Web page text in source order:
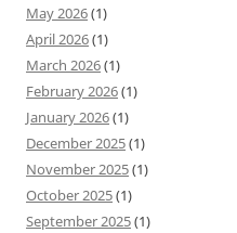
May 2026(1)
April 2026(1)
March 2026(1)
February 2026(1)
January 2026(1)
December 2025(1)
November 2025(1)
October 2025(1)
September 2025(1)